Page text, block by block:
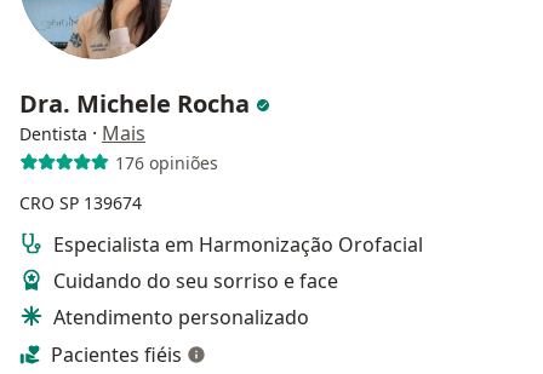
Dra. Michele Rocha
Dentista · Mais
176 opiniões
CRO SP 139674
Especialista em Harmonização Orofacial
Cuidando do seu sorriso e face
Atendimento personalizado
Pacientes fiéis